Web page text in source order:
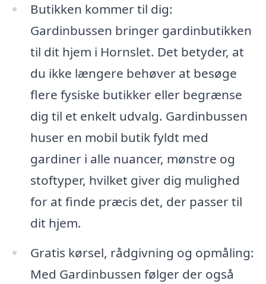
Butikken kommer til dig:
Gardinbussen bringer gardinbutikken
til dit hjem i Hornslet. Det betyder, at
du ikke længere behøver at besøge
flere fysiske butikker eller begrænse
dig til et enkelt udvalg. Gardinbussen
huser en mobil butik fyldt med
gardiner i alle nuancer, mønstre og
stoftyper, hvilket giver dig mulighed
for at finde præcis det, der passer til
dit hjem.
Gratis kørsel, rådgivning og opmåling:
Med Gardinbussen følger der også